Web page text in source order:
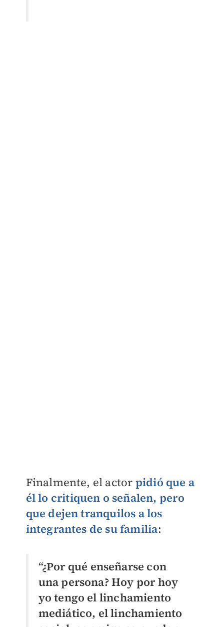
Finalmente, el actor pidió que a
él lo critiquen o señalen, pero
que dejen tranquilos a los
integrantes de su familia:
“¿Por qué enseñarse con
una persona? Hoy por hoy
yo tengo el linchamiento
mediático, el linchamiento